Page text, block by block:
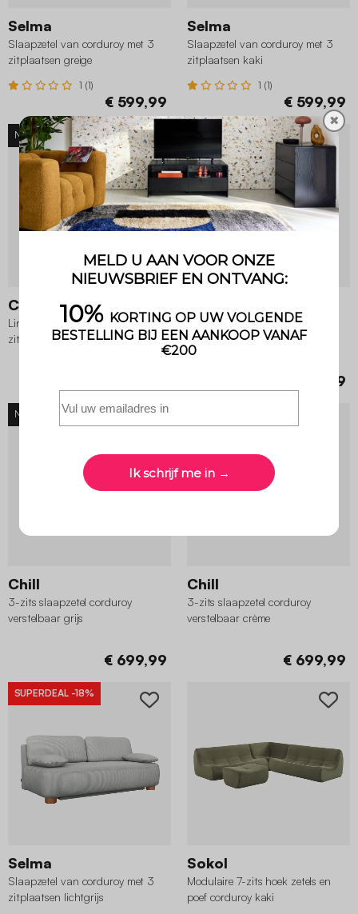
Selma
Slaapzetel van corduroy met 3
zitplaatsen greige
1 (1)
€ 599,99
Selma
Slaapzetel van corduroy met 3
zitplaatsen kaki
1 (1)
€ 599,99
NIEUW
Chill
Linker hoekzetel corduroy 3
zitplaatsen beige
NIEUW
Rechter hoekzetel corduroy 3
zitplaatsen kaki
€ 599,99
NIEUW
Chill
3-zits slaapzetel corduroy
verstelbaar grijs
€ 699,99
Chill
3-zits slaapzetel corduroy
verstelbaar crème
€ 699,99
SUPERDEAL -18%
Selma
Slaapzetel van corduroy met 3
zitplaatsen lichtgrijs
Sokol
Modulaire 7-zits hoek zetels en
poef corduroy kaki
✖